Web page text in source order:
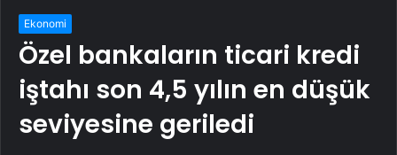
Ekonomi
Özel bankaların ticari kredi
iştahı son 4,5 yılın en düşük
seviyesine geriledi